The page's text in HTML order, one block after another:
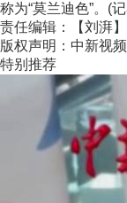
称为“莫兰迪色”。(
责任编辑：【刘湃】
版权声明：中新视
特别推荐